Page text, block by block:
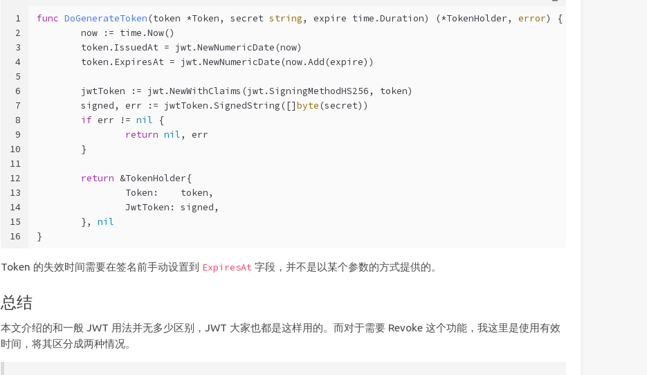
1
2
3
4
5
6
7
8
9
10
11
12
13
14
15
16
func DoGenerateToken (token *Token, secret string, expire time.Duration) (*TokenHolder, error) {
	now := time.Now()
	token.IssuedAt = jwt.NewNumericDate(now)
	token.ExpiresAt = jwt.NewNumericDate(now.Add(expire))
	jwtToken := jwt.NewWithClaims(jwt.SigningMethodHS256, token)
	signed, err := jwtToken.SignedString([]
byte (secret))
if err != nil {
return nil, err
	}
return &TokenHolder{
		Token:    token,
		JwtToken: signed,
	},
nil
}
Token 的失效时间需要在签名前手动设置到 ExpiresAt 字段，并不是以某个参数的方式提供的。
总结
本文介绍的和一般 JWT 用法并无多少区别，JWT 大家也都是这样用的。而对于需要 Revoke 这个功能，我这里是使用有效
时间，将其区分成两种情况。